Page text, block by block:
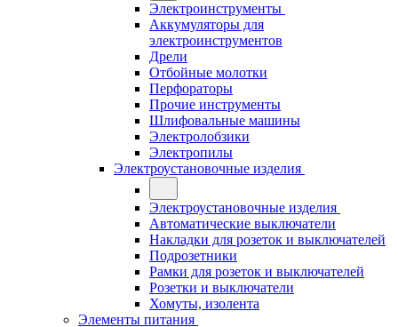
Электроинструменты
Аккумуляторы для
электроинструментов
Дрели
Отбойные молотки
Перфораторы
Прочие инструменты
Шлифовальные машины
Электролобзики
Электропилы
Электроустановочные изделия
Электроустановочные изделия
Автоматические выключатели
Накладки для розеток и выключателей
Подрозетники
Рамки для розеток и выключателей
Розетки и выключатели
Хомуты, изолента
Элементы питания